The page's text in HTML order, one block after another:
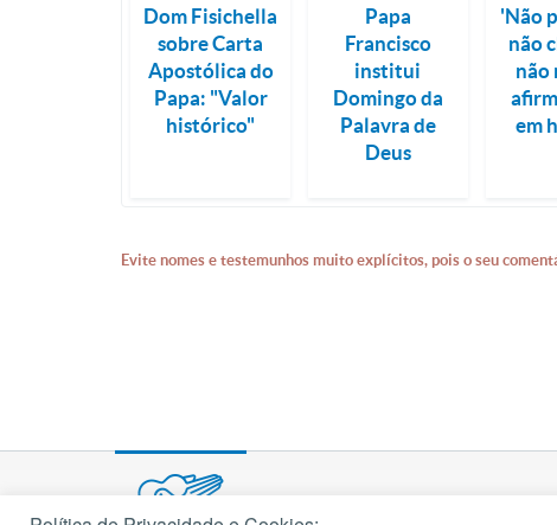
Dom Fisichella
sobre Carta
Apostólica do
Papa: "Valor
histórico"
Papa
Francisco
institui
Domingo da
Palavra de
Deus
'Não
não
não
em
Evite nomes e testemunhos muito explícitos, pois o seu